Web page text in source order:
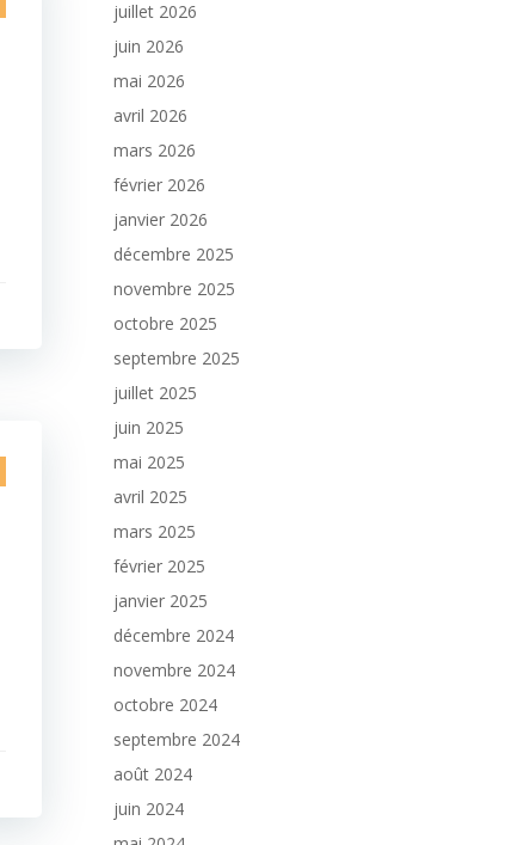
juillet 2026
juin 2026
mai 2026
avril 2026
mars 2026
février 2026
janvier 2026
décembre 2025
novembre 2025
octobre 2025
septembre 2025
juillet 2025
juin 2025
mai 2025
avril 2025
mars 2025
février 2025
janvier 2025
décembre 2024
novembre 2024
octobre 2024
septembre 2024
août 2024
juin 2024